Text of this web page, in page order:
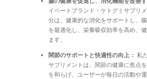
イベートブランド・ケトグミサプリ
分は、健康的な消化をサポートし、
を最適化し、栄養吸収効率を高め、
ます。
関節のサポートと快適性の向上：私
サプリメントは、関節の健康に焦点
を和らげ、ユーザーが毎日の活動や